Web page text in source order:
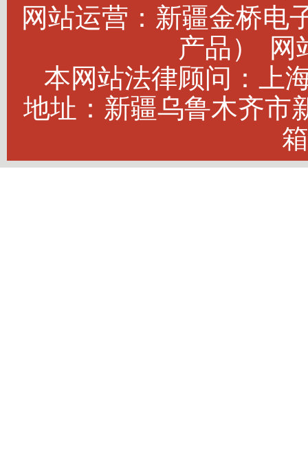
网站运营：新疆金桥电
产品）
网
本网站法律顾问：上
地址：新疆乌鲁木齐市